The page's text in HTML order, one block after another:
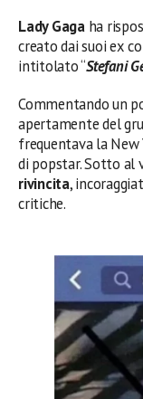
Lady Gagaha
creato dai suoi ex
intitolato “Stefani
Commentando un
apertamente del
frequentava la New
di popstar. Sotto al
rivincita,
critiche.